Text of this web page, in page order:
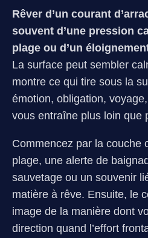
Rêver d’un courant
souvent d’une pression
plage ou d’un
La surface peut sembler
montre ce qui tire sous la
émotion, obligation,
vous entraîne plus loin que
Commencez par la couche
plage, une alerte de
sauvetage ou un souvenir
matière à rêve. Ensuite, le
image de la manière dont
direction quand l’effort